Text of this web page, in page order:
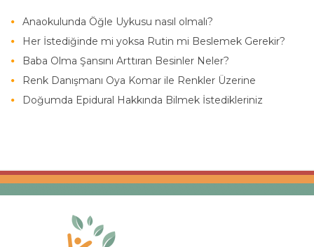
Anaokulunda Öğle Uykusu nasıl olmalı?
Her İstediğinde mi yoksa Rutin mi Beslemek Gerekir?
Baba Olma Şansını Arttıran Besinler Neler?
Renk Danışmanı Oya Komar ile Renkler Üzerine
Doğumda Epidural Hakkında Bilmek İstedikleriniz